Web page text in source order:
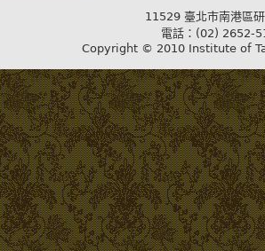
11529 臺北市南港區
電話：(02) 2652-
Copyright © 2010 Institute of